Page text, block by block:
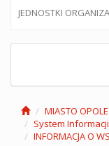
JEDNOSTKI
MIASTO OPOLE
System
INFORMACJA O